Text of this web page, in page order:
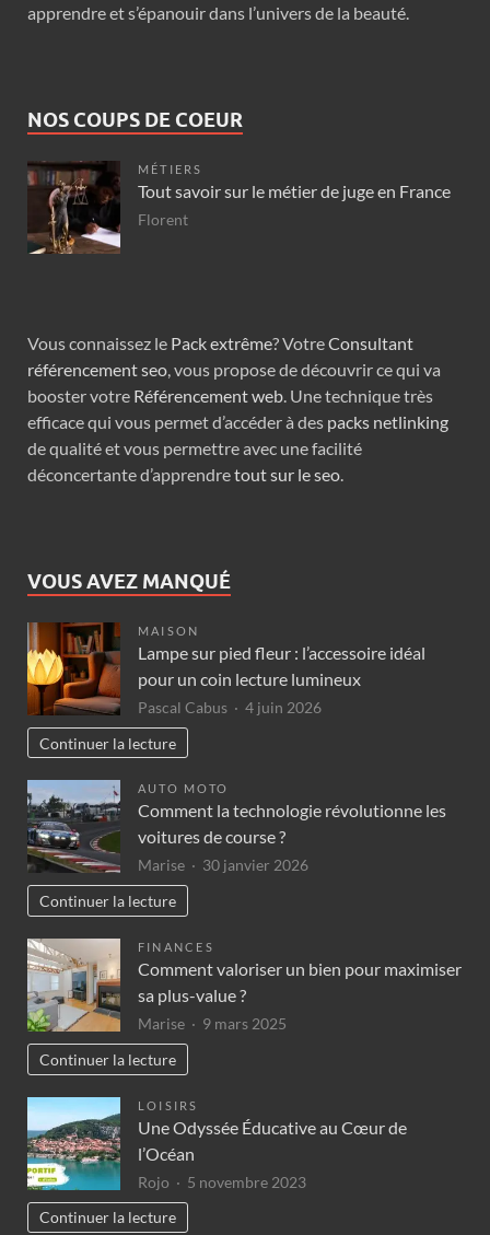
apprendre et s’épanouir dans l’univers de la beauté.
NOS COUPS DE COEUR
MÉTIERS
Tout savoir sur le métier de juge en France
Florent
Vous connaissez le Pack extrême? VotreConsultant
référencement seo, vous propose de découvrir ce qui va
booster votre Référencement web. Une technique très
efficace qui vous permet d’accéder à des packs netlinking
de qualité et vous permettre avec une facilité
déconcertante d’apprendretout sur le seo.
VOUS AVEZ MANQUÉ
MAISON
Lampe sur pied fleur : l’accessoire idéal
pour un coin lecture lumineux
Pascal Cabus
4 juin 2026
Continuer la lecture
AUTO MOTO
Comment la technologie révolutionne les
voitures de course ?
Marise
30 janvier 2026
Continuer la lecture
FINANCES
Comment valoriser un bien pour maximiser
sa plus-value ?
Marise
9 mars 2025
Continuer la lecture
LOISIRS
Une Odyssée Éducative au Cœur de
l’Océan
Rojo
5 novembre 2023
Continuer la lecture